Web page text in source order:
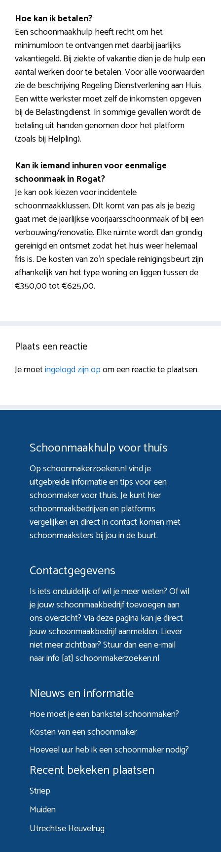
Hoe kan ik betalen?
Een schoonmaakhulp heeft recht om het
minimumloon te ontvangen met daarbij jaarlijks
vakantiegeld. Bij ziekte of vakantie dien je de hulp een
aantal werken door te betalen. Voor alle voorwaarden
zie de beschrijving Regeling Dienstverlening aan Huis.
Een witte werkster moet zelf de inkomsten opgeven
bij de Belastingdienst. In sommige gevallen wordt de
betaling uit handen genomen door het platform
(zoals bij Helpling).
Kan ik iemand inhuren voor eenmalige
schoonmaak in Rogat?
Je kan ook kiezen voor incidentele
schoonmaakklussen. DIt komt van pas als je bezig
gaat met de jaarlijkse voorjaarsschoonmaak of bij een
verbouwing/renovatie. Elke ruimte wordt dan grondig
gereinigd en ontsmet zodat het huis weer helemaal
fris is. De kosten van zo’n speciale reinigingsbeurt zijn
afhankelijk van het type woning en liggen tussen de
€350,00 tot €625,00.
Plaats een reactie
Je moetingelogd zijn opom een reactie te plaatsen.
Schoonmaakhulp voor thuis
Op schoonmakerzoeken.nl vind je
uitgebreide informatie en tips voor een
schoonmaker voor thuis. Je kunt hier
schoonmaakbedrijven en platforms
vergelijken en direct in contact komen met
schoonmaaksters bij jou in de buurt.
Contactgegevens
Is iets onduidelijk of wil je meer weten? Of wil
je jouw schoonmaakbedrijf toevoegen aan
ons overzicht? Viadeze paginakan je direct
jouw schoonmaakbedrijf aanmelden. Liever
niet meer zichtbaar? Stuur dan een e-mail
naar info [at] schoonmakerzoeken.nl
Nieuws en informatie
Hoe moet je een bankstel schoonmaken?
Kosten van een schoonmaker
Hoeveel uur heb ik een schoonmaker nodig?
Recent bekeken plaatsen
Striep
Muiden
Utrechtse Heuvelrug